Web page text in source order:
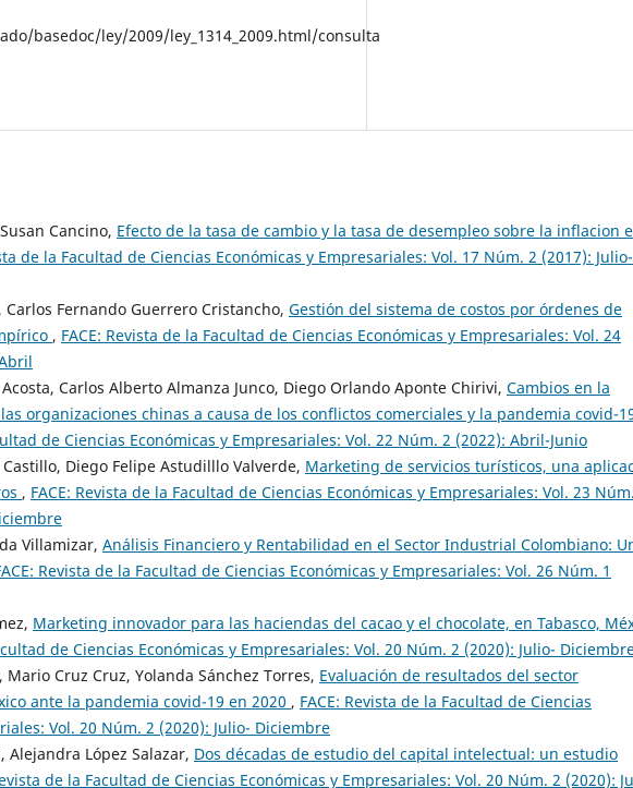
basedoc/ley/2009/ley_1314_2009.html/consulta
Cancino, Efecto de la tasa de cambio y la tasa de desempleo sobre la inflacion
de la Facultad de Ciencias Económicas y Empresariales: Vol. 17 Núm. 2 (2017): Julio-
Carlos Fernando Guerrero Cristancho, Gestión del sistema de costos por órdenes de
, FACE: Revista de la Facultad de Ciencias Económicas y Empresariales: Vol. 24
Carlos Alberto Almanza Junco, Diego Orlando Aponte Chirivi, Cambios en la
organizaciones chinas a causa de los conflictos comerciales y la pandemia covid-
de Ciencias Económicas y Empresariales: Vol. 22 Núm. 2 (2022): Abril-Junio
Diego Felipe Astudilllo Valverde, Marketing de servicios turísticos, una
, FACE: Revista de la Facultad de Ciencias Económicas y Empresariales: Vol. 23
Villamizar, Análisis Financiero y Rentabilidad en el Sector Industrial Colombiano:
Revista de la Facultad de Ciencias Económicas y Empresariales: Vol. 26 Núm. 1
Marketing innovador para las haciendas del cacao y el chocolate, en Tabasco,
de Ciencias Económicas y Empresariales: Vol. 20 Núm. 2 (2020): Julio-
Mario Cruz Cruz, Yolanda Sánchez Torres, Evaluación de resultados del sector
ante la pandemia covid-19 en 2020 , FACE: Revista de la Facultad de Ciencias
Vol. 20 Núm. 2 (2020): Julio- Diciembre
Alejandra López Salazar, Dos décadas de estudio del capital intelectual: un estudio
de la Facultad de Ciencias Económicas y Empresariales: Vol. 20 Núm. 2 (2020):